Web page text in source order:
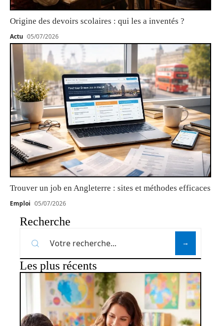
Origine des devoirs scolaires : qui les a inventés ?
Actu 05/07/2026
Trouver un job en Angleterre : sites et méthodes efficaces
Emploi 05/07/2026
Recherche
Les plus récents